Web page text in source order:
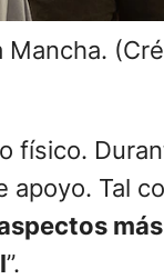
físico.
Tal
”.